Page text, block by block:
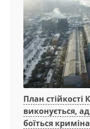
План
виконується,
боїться